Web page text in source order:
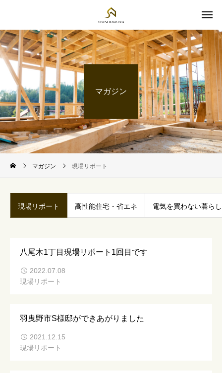
マガジン
マガジン 現場リポート
現場リポート 高性能住宅・省エネ 電気を買わない暮らし
八尾木1丁目現場リポート1回目です
2022.07.08
現場リポート
羽曳野市S様邸ができあがりました
2021.12.15
現場リポート